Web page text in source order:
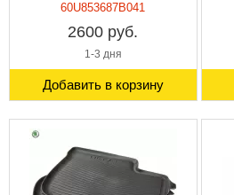
60U853687B041
2600 руб.
1-3 дня
Добавить в корзину